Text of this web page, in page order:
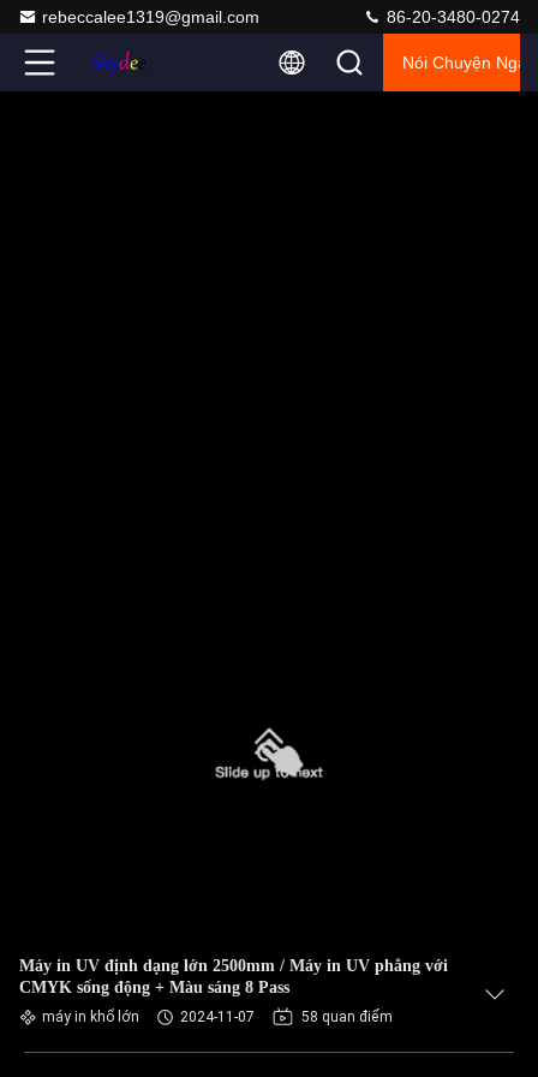
rebeccalee1319@gmail.com 86-20-3480-0274
Nói Chuyện Ngay.
Máy in UV định dạng lớn 2500mm / Máy in UV phẳng với
CMYK sống động + Màu sáng 8 Pass
máy in khổ lớn 2024-11-07 58 quan điểm